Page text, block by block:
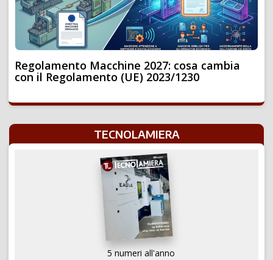
Regolamento Macchine 2027: cosa cambia
con il Regolamento (UE) 2023/1230
TECNOLAMIERA
5 numeri all'anno